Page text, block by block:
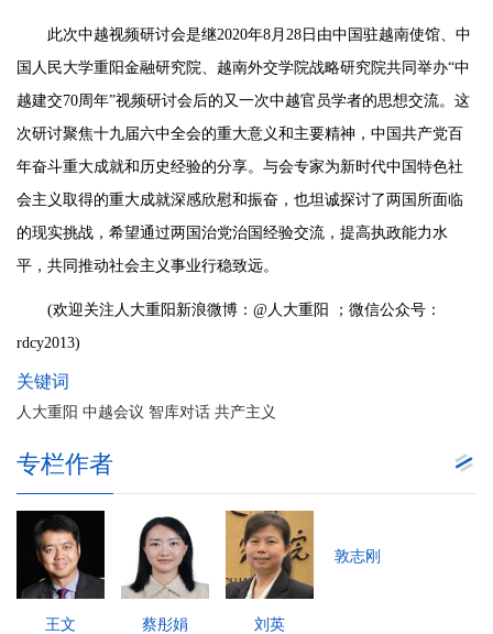
此次中越视频研讨会是继2020年8月28日由中国驻越南使馆、中
国人民大学重阳金融研究院、越南外交学院战略研究院共同举办“中
越建交70周年”视频研讨会后的又一次中越官员学者的思想交流。这
次研讨聚焦十九届六中全会的重大意义和主要精神，中国共产党百
年奋斗重大成就和历史经验的分享。与会专家为新时代中国特色社
会主义取得的重大成就深感欣慰和振奋，也坦诚探讨了两国所面临
的现实挑战，希望通过两国治党治国经验交流，提高执政能力水
平，共同推动社会主义事业行稳致远。
(欢迎关注人大重阳新浪微博：@人大重阳 ；微信公众号：
rdcy2013)
关键词
人大重阳 中越会议 智库对话 共产主义
专栏作者
王文 蔡彤娟 刘英
敦志刚